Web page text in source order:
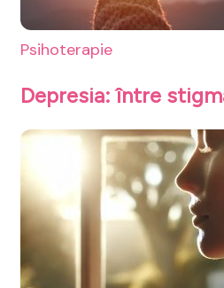
Psihoterapie
Depresia: între